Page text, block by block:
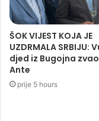
ŠOK VIJEST KOJA JE
UZDRMALA SRBIJU:
djed iz Bugojna
Ante
prije 5 hours